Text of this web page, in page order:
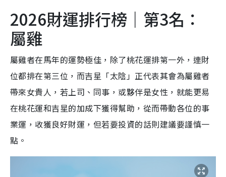
2026財運排行榜｜第3名：
屬雞
屬雞者在馬年的運勢極佳，除了桃花運排第一外，連財
位都排在第三位，而吉星「太陰」正代表其會為屬雞者
帶來女貴人，若上司、同事，或夥伴是女性，就能更易
在桃花運和吉星的加成下獲得幫助，從而帶動各位的事
業運，收獲良好財運，但若要投資的話則建議要謹慎一
點。